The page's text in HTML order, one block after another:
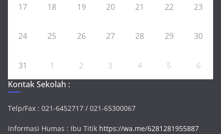
17 18 19 20 21 22 23
24 25 26 27 28 29 30
31 1 2 3 4 5
6
Kontak Sekolah :
Telp/Fax : 021-6452717 / 021-65300067
Informasi Humas : Ibu Titik https://wa.me/6281281955887